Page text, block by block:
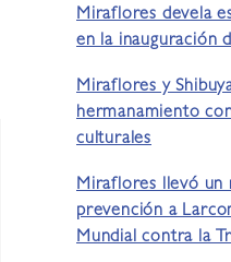
Miraflores devela
en la inauguración
Miraflores y
hermanamiento
culturales
Miraflores llevó un
prevención a
Mundial contra la